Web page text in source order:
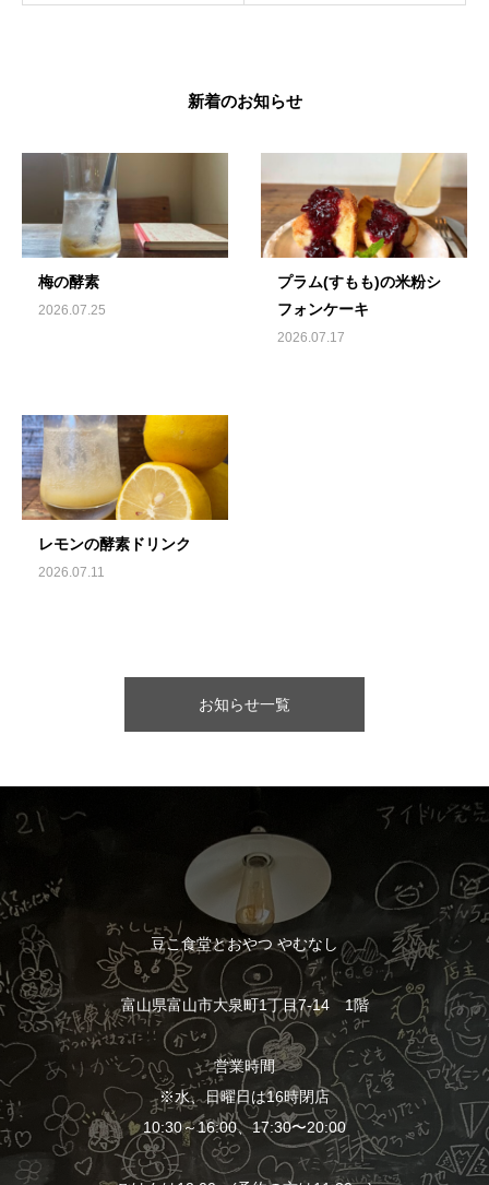
新着のお知らせ
梅の酵素
2026.07.25
プラム(すもも)の米粉シ
フォンケーキ
2026.07.17
レモンの酵素ドリンク
2026.07.11
お知らせ一覧
豆こ食堂とおやつ やむなし
富山県富山市大泉町1丁目7-14 1階
営業時間
※水、日曜日は16時閉店
10:30～16:00、17:30〜20:00